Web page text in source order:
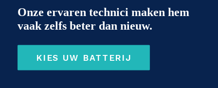
Onze ervaren technici maken hem
vaak zelfs beter dan nieuw.
KIES UW BATTERIJ